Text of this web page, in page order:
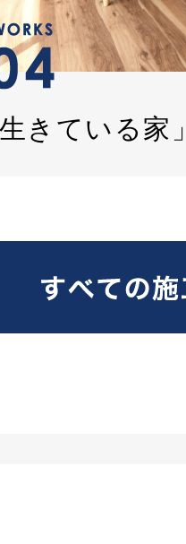
生きている